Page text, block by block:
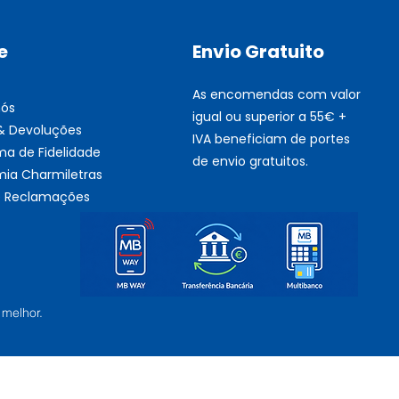
Devoluções
de Fidelidade
Charmiletras
Reclamações
Envio Gratuito
As encomendas com valor
igual ou superior a 55€ +
IVA beneficiam de portes
de envio gratuitos.